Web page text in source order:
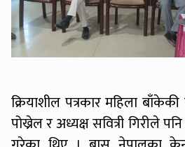
क्रियाशील पत्रकार महिला
पोख्रेल र अध्यक्ष सवित्री गिरीले